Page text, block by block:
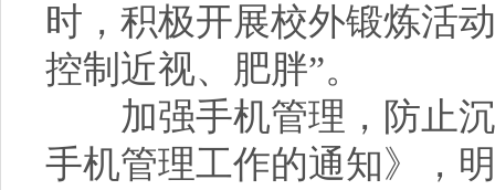
时，积极开展校外锻炼活
控制近视、肥胖”。
加强手机管理，防止沉
手机管理工作的通知》，